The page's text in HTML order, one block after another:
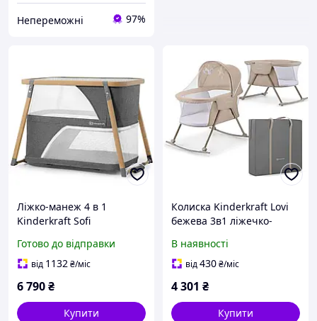
Непереможні 97%
Ліжко-манеж 4 в 1
Kinderkraft Sofi
Готово до відправки
від 1132₴/міс
6 790₴
Купити
Колиска Kinderkraft Lovi
бежева 3в1 ліжечко-
В наявності
від430₴/міс
4 301 ₴
Купити